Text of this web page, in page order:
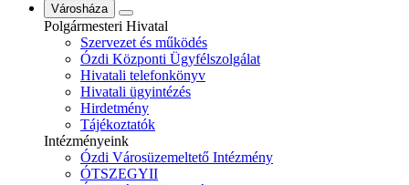
Városháza
Polgármesteri Hivatal
Szervezet és működés
Ózdi Központi Ügyfélszolgálat
Hivatali telefonkönyv
Hivatali ügyintézés
Hirdetmény
Tájékoztatók
Intézményeink
Ózdi Városüzemeltető Intézmény
ÓTSZEGYII